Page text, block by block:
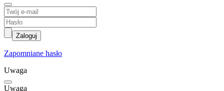
Zaloguj
Zapomniane hasło
Uwaga
Uwaga